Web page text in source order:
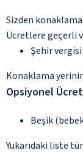
Sizden
Ücretlere geçerli
Şehir vergisi
Konaklama
Opsiyonel
Beşik
Yukarıdaki liste